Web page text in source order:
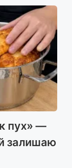
пух» —
залишаю